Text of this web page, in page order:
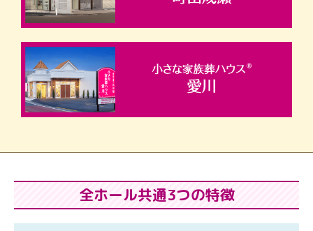
全ホール共通3つの特徴